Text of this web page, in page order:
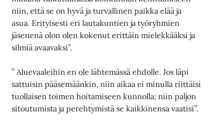
niin, että se on hyvä ja turvallinen paikka elää ja
asua. Erityisesti eri lautakuntien ja työryhmien
jäsenenä olon olen kokenut erittäin mielekkääksi ja
silmiä avaavaksi”.
” Aluevaaleihin en ole lähtemässä ehdolle. Jos läpi
sattuisin pääsemäänkin, niin aikaa ei minulla riittäisi
tuollaisen toimen hoitamiseen kunnolla; niin paljon
sitoutumista ja perehtymistä se kaikkinensa vaatisi”.